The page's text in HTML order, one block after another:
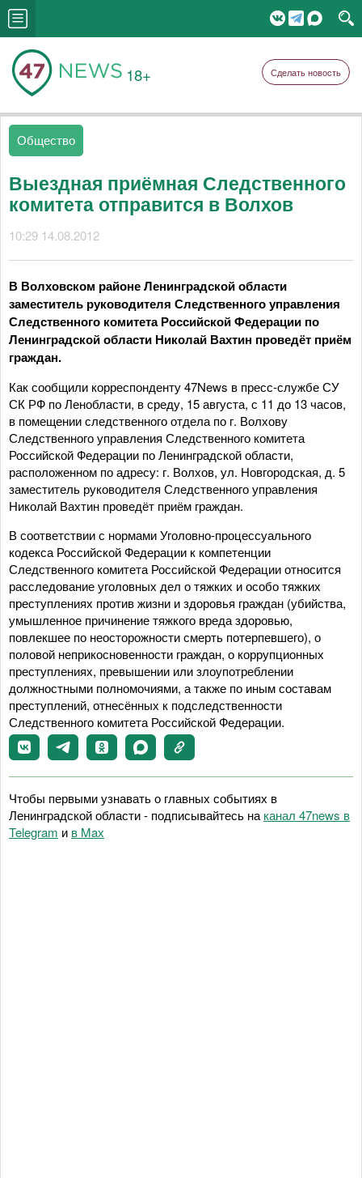
18+ Сделать новость
Общество
Выездная приёмная Следственного
комитета отправится в Волхов
10:29 14.08.2012
В Волховском районе Ленинградской области
заместитель руководителя Следственного управления
Следственного комитета Российской Федерации по
Ленинградской области Николай Вахтин проведёт приём
граждан.
Как сообщили корреспонденту 47News в пресс-службе СУ
СК РФ по Ленобласти, в среду, 15 августа, с 11 до 13 часов,
в помещении следственного отдела по г. Волхову
Следственного управления Следственного комитета
Российской Федерации по Ленинградской области,
расположенном по адресу: г. Волхов, ул. Новгородская, д. 5
заместитель руководителя Следственного управления
Николай Вахтин проведёт приём граждан.
В соответствии с нормами Уголовно-процессуального
кодекса Российской Федерации к компетенции
Следственного комитета Российской Федерации относится
расследование уголовных дел о тяжких и особо тяжких
преступлениях против жизни и здоровья граждан (убийства,
умышленное причинение тяжкого вреда здоровью,
повлекшее по неосторожности смерть потерпевшего), о
половой неприкосновенности граждан, о коррупционных
преступлениях, превышении или злоупотреблении
должностными полномочиями, а также по иным составам
преступлений, отнесённых к подследственности
Следственного комитета Российской Федерации.
Чтобы первыми узнавать о главных событиях в
Ленинградской области - подписывайтесь на канал 47news в
Telegram и в Maх